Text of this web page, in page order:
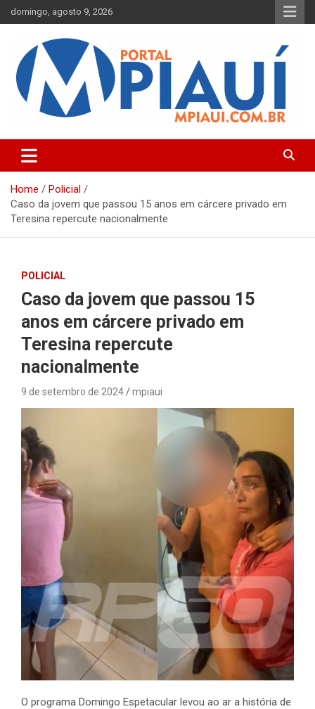
Skip
to
domingo, agosto 9, 2026
Portal MPiauí
Parnaíba
Home
Policial
Caso da jovem que passou 15 anos em cárcere privado em
Teresina repercute nacionalmente
POLICIAL
Caso da jovem que passou 15
anos em cárcere privado em
Teresina repercute
nacionalmente
9 de setembro de 2024 mpiaui
O programa Domingo Espetacular levou ao ar a história de